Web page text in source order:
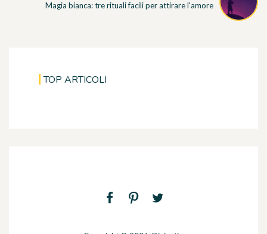
Magia bianca: tre rituali facili per attirare l'amore
TOP ARTICOLI